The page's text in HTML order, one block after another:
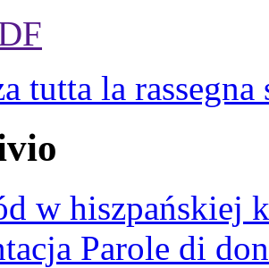
tutta la rassegna
w hiszpańskiej
Parole di